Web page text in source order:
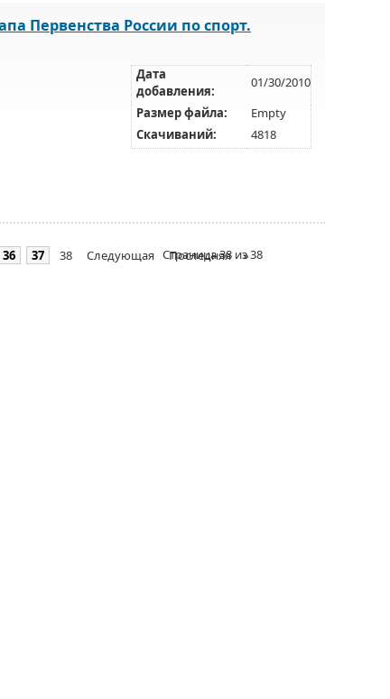
Первенства России по спорт.
Дата
добавления:
01/30/2010
Размер файла:
Empty
Скачиваний:
4818
36 37 38 Следующая Последняя »
Страница 38 из 38